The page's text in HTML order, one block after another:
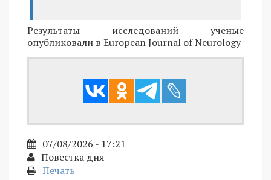
Результаты исследований ученые
опубликовали в European Journal of Neurology
07/08/2026 - 17:21
Повестка дня
Печать